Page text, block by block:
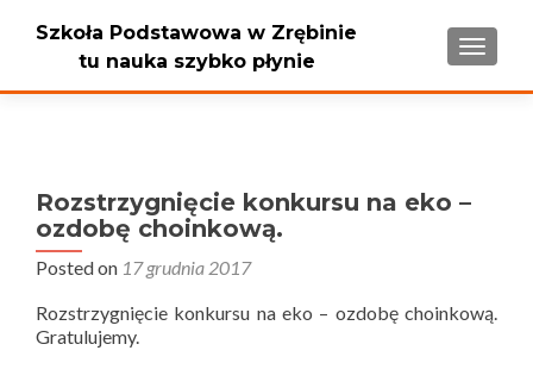
Szkoła Podstawowa w Zrębinie
tu nauka szybko płynie
Rozstrzygnięcie konkursu na eko –
ozdobę choinkową.
Posted on 17 grudnia 2017
Rozstrzygnięcie konkursu na eko – ozdobę choinkową.
Gratulujemy.